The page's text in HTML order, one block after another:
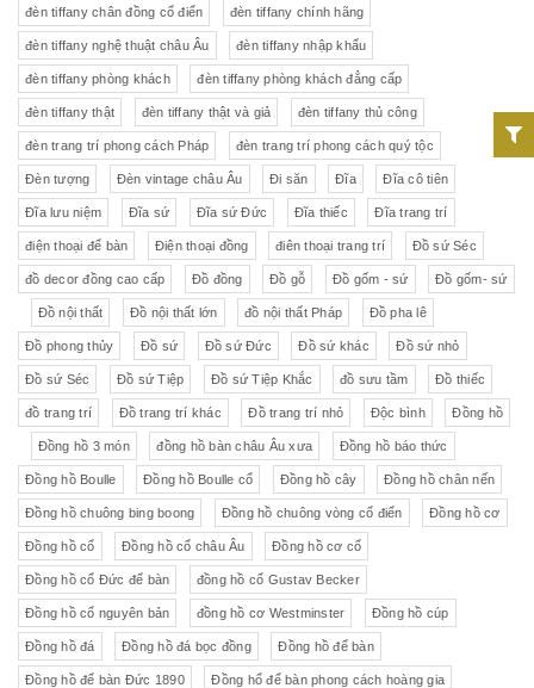
đèn tiffany chân đồng cổ điển đèn tiffany chính hãng
đèn tiffany nghệ thuật châu Âu đèn tiffany nhập khẩu
đèn tiffany phòng khách đèn tiffany phòng khách đẳng cấp
đèn tiffany thật đèn tiffany thật và giả đèn tiffany thủ công
đèn trang trí phong cách Pháp đèn trang trí phong cách quý tộc
Đèn tượng Đèn vintage châu Âu Đi săn Đĩa Đĩa cô tiên
Đĩa lưu niệm Đĩa sứ Đĩa sứ Đức Đĩa thiếc Đĩa trang trí
điện thoại để bàn Điện thoại đồng điên thoại trang trí Đồ sứ Séc
đồ decor đồng cao cấp Đồ đồng Đồ gỗ Đồ gốm - sứ Đồ gốm- sứ
Đồ nội thất Đồ nội thất lớn đồ nội thất Pháp Đồ pha lê
Đồ phong thủy Đồ sứ Đồ sứ Đức Đồ sứ khác Đồ sứ nhỏ
Đồ sứ Séc Đồ sứ Tiệp Đồ sứ Tiệp Khắc đồ sưu tầm Đồ thiếc
đồ trang trí Đồ trang trí khác Đồ trang trí nhỏ Độc bình Đồng hồ
Đồng hồ 3 món đồng hồ bàn châu Âu xưa Đồng hồ báo thức
Đồng hồ Boulle Đồng hồ Boulle cổ Đồng hồ cây Đồng hồ chân nến
Đồng hồ chuông bing boong Đồng hồ chuông vòng cổ điển Đồng hồ cơ
Đồng hồ cổ Đồng hồ cổ châu Âu Đồng hồ cơ cổ
Đồng hồ cổ Đức để bàn đồng hồ cổ Gustav Becker
Đồng hồ cổ nguyên bản đồng hồ cơ Westminster Đồng hồ cúp
Đồng hồ đá Đồng hồ đá bọc đồng Đồng hồ để bàn
Đồng hồ để bàn Đức 1890 Đồng hổ để bàn phong cách hoàng gia